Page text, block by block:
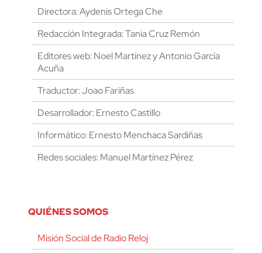
Directora: Aydenis Ortega Che
Redacción Integrada: Tania Cruz Remón
Editores web: Noel Martínez y Antonio García
Acuña
Traductor: Joao Fariñas
Desarrollador: Ernesto Castillo
Informático: Ernesto Menchaca Sardiñas
Redes sociales: Manuel Martínez Pérez
QUIÉNES SOMOS
Misión Social de Radio Reloj